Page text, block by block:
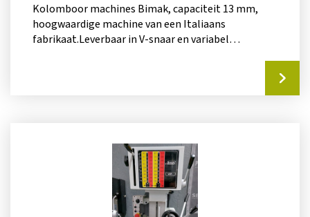
Kolomboor machines Bimak, capaciteit 13 mm,
hoogwaardige machine van een Italiaans
fabrikaat.Leverbaar in V-snaar en variabel